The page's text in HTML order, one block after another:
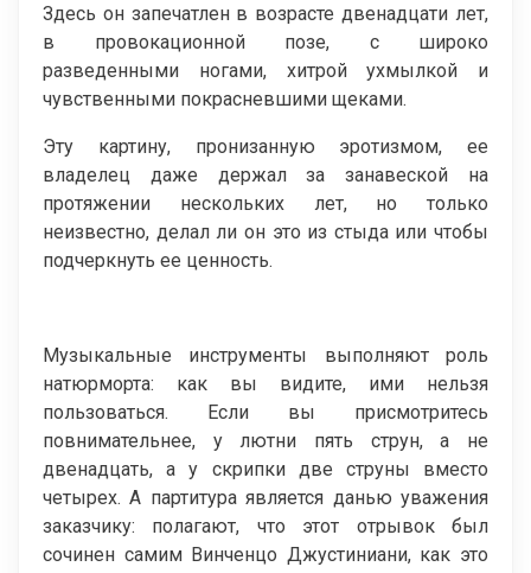
Здесь он запечатлен в возрасте двенадцати лет,
в провокационной позе, с широко
разведенными ногами, хитрой ухмылкой и
чувственными покрасневшими щеками.
Эту картину, пронизанную эротизмом, ее
владелец даже держал за занавеской на
протяжении нескольких лет, но только
неизвестно, делал ли он это из стыда или чтобы
подчеркнуть ее ценность.
Музыкальные инструменты выполняют роль
натюрморта: как вы видите, ими нельзя
пользоваться. Если вы присмотритесь
повнимательнее, у лютни пять струн, а не
двенадцать, а у скрипки две струны вместо
четырех. А партитура является данью уважения
заказчику: полагают, что этот отрывок был
сочинен самим Винченцо Джустиниани, как это